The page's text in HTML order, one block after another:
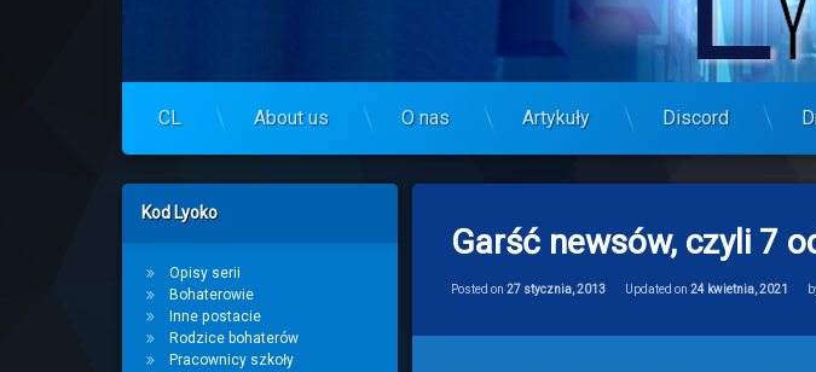
CL About us O nas Artykuły Discord
Garść newsów, czyli 7
Posted on 27 stycznia, 2013 Updated on 24 kwietnia, 2021
Left Sidebar
Kod Lyoko
Opisy serii
Bohaterowie
Inne postacie
Rodzice bohaterów
Pracownicy szkoły